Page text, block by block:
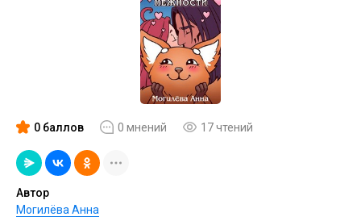
0 баллов 0 мнений 17 чтений
Автор
Могилёва Анна